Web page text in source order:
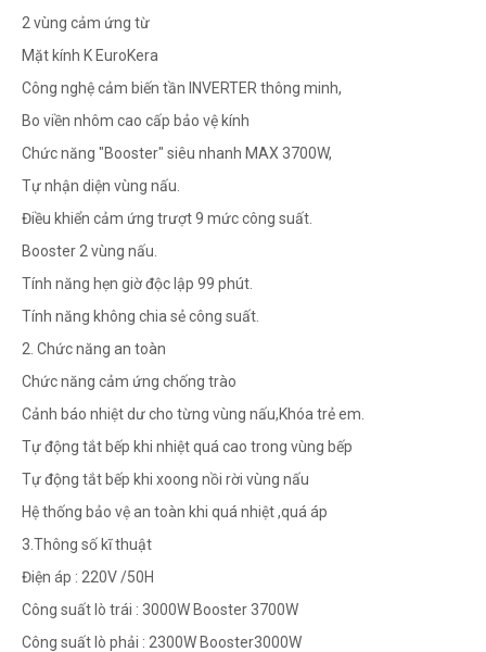
2 vùng cảm ứng từ
Mặt kính K EuroKera
Công nghệ cảm biến tần INVERTER thông minh,
Bo viền nhôm cao cấp bảo vệ kính
Chức năng "Booster" siêu nhanh MAX 3700W,
Tự nhận diện vùng nấu.
Điều khiển cảm ứng trượt 9 mức công suất.
Booster 2 vùng nấu.
Tính năng hẹn giờ độc lập 99 phút.
Tính năng không chia sẻ công suất.
2. Chức năng an toàn
Chức năng cảm ứng chống trào
Cảnh báo nhiệt dư cho từng vùng nấu,Khóa trẻ em.
Tự động tắt bếp khi nhiệt quá cao trong vùng bếp
Tự động tắt bếp khi xoong nồi rời vùng nấu
Hệ thống bảo vệ an toàn khi quá nhiệt ,quá áp
3.Thông số kĩ thuật
Điện áp : 220V /50H
Công suất lò trái : 3000W Booster 3700W
Công suất lò phải : 2300W Booster3000W